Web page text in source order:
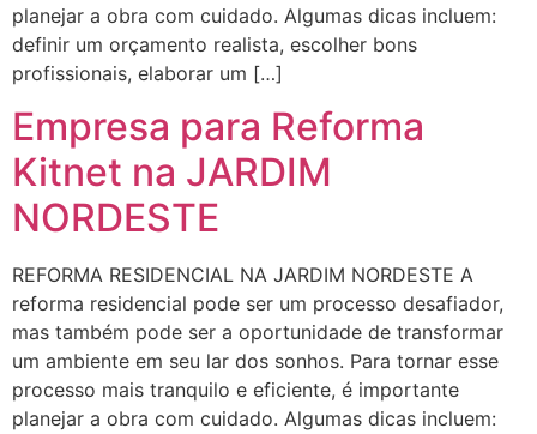
planejar a obra com cuidado. Algumas dicas incluem:
definir um orçamento realista, escolher bons
profissionais, elaborar um […]
Empresa para Reforma
Kitnet na JARDIM
NORDESTE
REFORMA RESIDENCIAL NA JARDIM NORDESTE A
reforma residencial pode ser um processo desafiador,
mas também pode ser a oportunidade de transformar
um ambiente em seu lar dos sonhos. Para tornar esse
processo mais tranquilo e eficiente, é importante
planejar a obra com cuidado. Algumas dicas incluem: